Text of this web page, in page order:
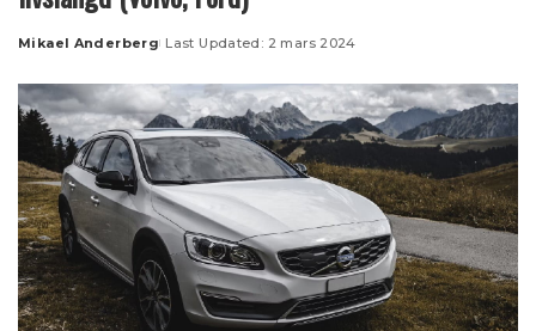
Posted
Mikael Anderberg Last Updated: 2 mars 2024